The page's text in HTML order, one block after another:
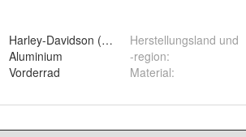
Harley-Davidson (Original OE)
Aluminium
Vorderrad
Herstellungsland und
-region:
Material: